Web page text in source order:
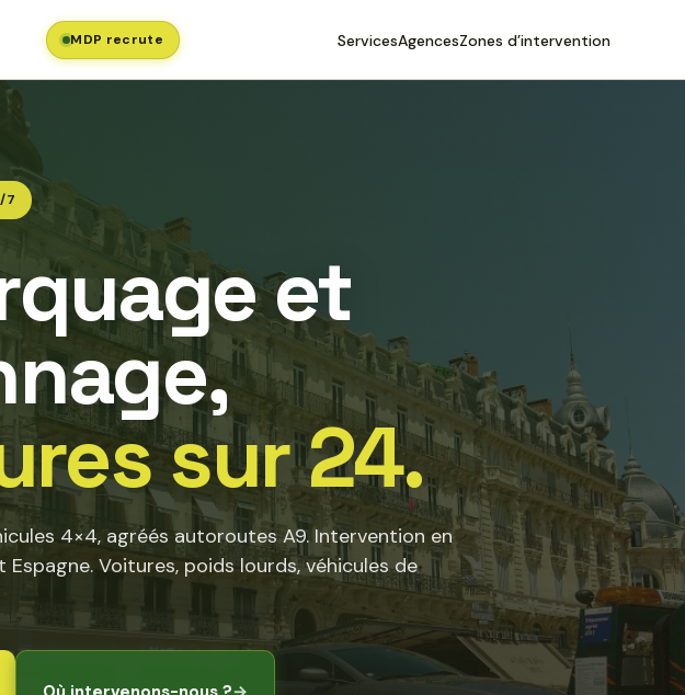
MDP recrute ServicesAgencesZones d’intervention
7
et
sur 24.
4×4, agréés autoroutes A9. Intervention en
Espagne. Voitures, poids lourds, véhicules de